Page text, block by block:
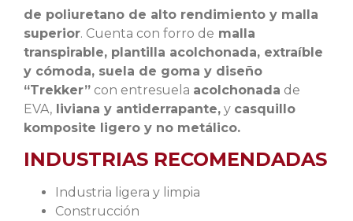
de poliuretano de alto rendimiento y malla
superior. Cuenta con forro de malla
transpirable, plantilla acolchonada, extraíble
y cómoda, suela de goma y diseño
“Trekker” con entresuela acolchonada de
EVA, liviana y antiderrapante, y casquillo
komposite ligero y no metálico.
INDUSTRIAS RECOMENDADAS
Industria ligera y limpia
Construcción